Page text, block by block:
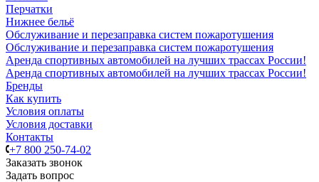
Перчатки
Нижнее бельё
Обслуживание и перезаправка систем пожаротушения
Обслуживание и перезаправка систем пожаротушения
Аренда спортивных автомобилей на лучших трассах России!
Аренда спортивных автомобилей на лучших трассах России!
Бренды
Как купить
Условия оплаты
Условия доставки
Контакты
+7 800 250-74-02
Заказать звонок
Задать вопрос